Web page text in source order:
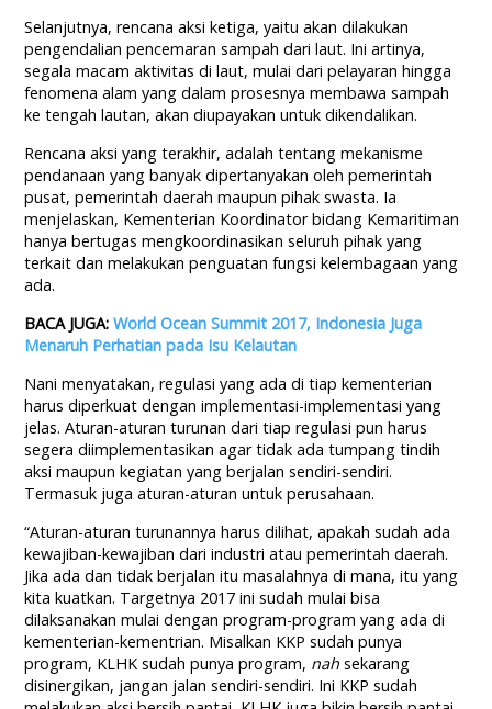
Selanjutnya, rencana aksi ketiga, yaitu akan dilakukan
pengendalian pencemaran sampah dari laut. Ini artinya,
segala macam aktivitas di laut, mulai dari pelayaran hingga
fenomena alam yang dalam prosesnya membawa sampah
ke tengah lautan, akan diupayakan untuk dikendalikan.
Rencana aksi yang terakhir, adalah tentang mekanisme
pendanaan yang banyak dipertanyakan oleh pemerintah
pusat, pemerintah daerah maupun pihak swasta. Ia
menjelaskan, Kementerian Koordinator bidang Kemaritiman
hanya bertugas mengkoordinasikan seluruh pihak yang
terkait dan melakukan penguatan fungsi kelembagaan yang
ada.
BACA JUGA:World Ocean Summit 2017, Indonesia Juga
Menaruh Perhatian pada Isu Kelautan
Nani menyatakan, regulasi yang ada di tiap kementerian
harus diperkuat dengan implementasi-implementasi yang
jelas. Aturan-aturan turunan dari tiap regulasi pun harus
segera diimplementasikan agar tidak ada tumpang tindih
aksi maupun kegiatan yang berjalan sendiri-sendiri.
Termasuk juga aturan-aturan untuk perusahaan.
“Aturan-aturan turunannya harus dilihat, apakah sudah ada
kewajiban-kewajiban dari industri atau pemerintah daerah.
Jika ada dan tidak berjalan itu masalahnya di mana, itu yang
kita kuatkan. Targetnya 2017 ini sudah mulai bisa
dilaksanakan mulai dengan program-program yang ada di
kementerian-kementrian. Misalkan KKP sudah punya
program, KLHK sudah punya program, nah sekarang
disinergikan, jangan jalan sendiri-sendiri. Ini KKP sudah